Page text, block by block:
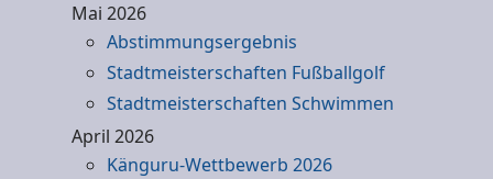
Mai 2026
Abstimmungsergebnis
Stadtmeisterschaften Fußballgolf
Stadtmeisterschaften Schwimmen
April 2026
Känguru-Wettbewerb 2026